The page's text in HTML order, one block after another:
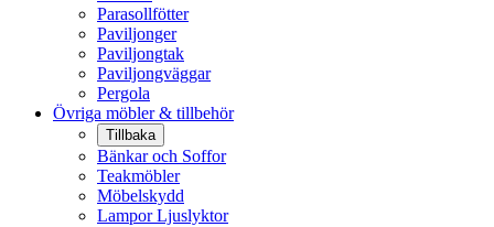
Parasollfötter
Paviljonger
Paviljongtak
Paviljongväggar
Pergola
Övriga möbler & tillbehör
Tillbaka
Bänkar och Soffor
Teakmöbler
Möbelskydd
Lampor Ljuslyktor